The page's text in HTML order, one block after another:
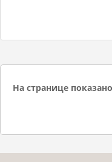
На странице